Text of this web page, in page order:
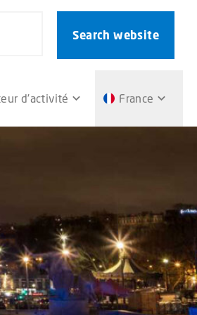
Search website
d’activité France